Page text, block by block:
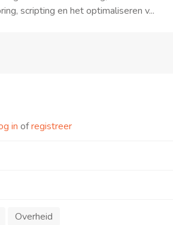
scripting en het optimaliseren v...
in ofregistreer
Overheid